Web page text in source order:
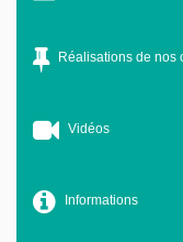
Réalisations de nos
Vidéos
Informations